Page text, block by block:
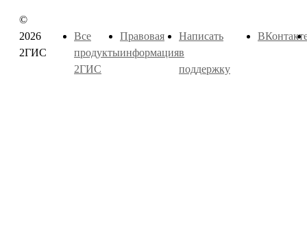
©
2026
2ГИС
Все
продукты
2ГИС
Правовая
информация
Написать
в
поддержку